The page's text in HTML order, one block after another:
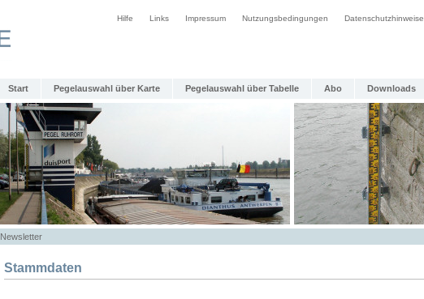
Hilfe Links Impressum Nutzungsbedingungen Datenschutzhinweise
Start Pegelauswahl über Karte Pegelauswahl über Tabelle Abo Downloads
Newsletter
Stammdaten